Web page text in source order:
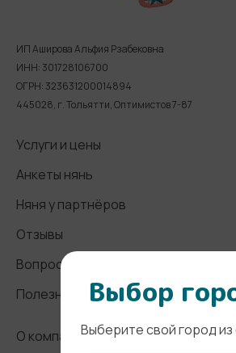
ИП Аширова Альфия Рзабековна
ИНН: 301728106700
ОГРН: 323631200014894
445028, г. Тольятти, Оптимистов 7-87
Услуги и цены
Анкеты нянь
Няня у партнёров
Отзывы
Вопросы и ответы
Полезные статьи
О компании
Выбор
Выберите свой город из